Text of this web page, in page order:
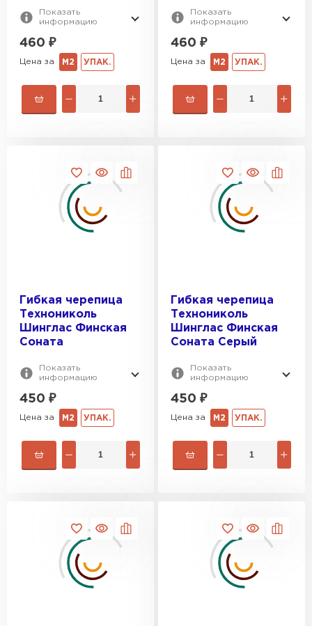
Показать
информацию
460 ₽
Цена за М2 УПАК.
Показать
информацию
460 ₽
Цена за М2 УПАК.
Гибкая черепица
Технониколь
Шинглас Финская
Соната
Показать
информацию
450 ₽
Цена за М2 УПАК.
Гибкая черепица
Технониколь
Шинглас Финская
Соната Серый
Показать
информацию
450 ₽
Цена за М2 УПАК.